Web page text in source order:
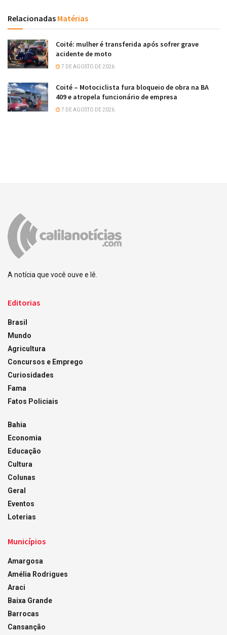
Relacionadas Matérias
Coité: mulher é transferida após sofrer grave
acidente de moto
7 DE AGOSTO DE 2026
Coité – Motociclista fura bloqueio de obra na BA
409 e atropela funcionário de empresa
7 DE AGOSTO DE 2026
A notícia que você ouve e lê.
Editorias
Brasil
Mundo
Agricultura
Concursos e Emprego
Curiosidades
Fama
Fatos Policiais
Bahia
Economia
Educação
Cultura
Colunas
Geral
Eventos
Loterias
Municípios
Amargosa
Amélia Rodrigues
Araci
Baixa Grande
Barrocas
Cansanção